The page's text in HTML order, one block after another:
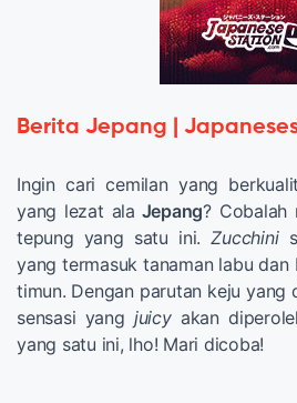
Berita Jepang |
Ingin cari cemilan yang
yang lezat ala Jepang? Cobalah
tepung yang satu ini.Zucchini
yang termasuk tanaman labu dan
timun. Dengan parutan keju yang
sensasi yang juicyakan
yang satu ini, lho! Mari dicoba!